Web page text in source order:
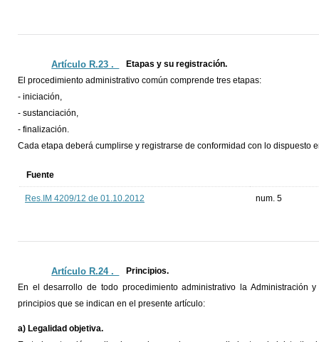
Artículo R.23 ._
Etapas y su registración.
El procedimiento administrativo común comprende tres etapas:
- iniciación,
- sustanciación,
- finalización.
Cada etapa deberá cumplirse y registrarse de conformidad con lo dispuesto
Fuente
Res.IM 4209/12 de 01.10.2012 num. 5
Artículo R.24 ._
Principios.
En el desarrollo de todo procedimiento administrativo la Administración
principios que se indican en el presente artículo:
a) Legalidad objetiva.